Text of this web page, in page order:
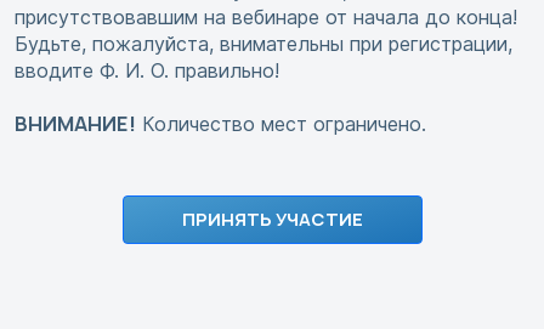
присутствовавшим на вебинаре от начала до конца!
Будьте, пожалуйста, внимательны при регистрации,
вводите Ф. И. О. правильно!
ВНИМАНИЕ! Количество мест ограничено.
ПРИНЯТЬ УЧАСТИЕ